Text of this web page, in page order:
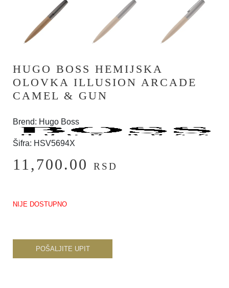
HUGO BOSS HEMIJSKA
OLOVKA ILLUSION ARCADE
CAMEL & GUN
Brend: Hugo Boss
Šifra: HSV5694X
11,700.00 RSD
NIJE DOSTUPNO
POŠALJITE UPIT